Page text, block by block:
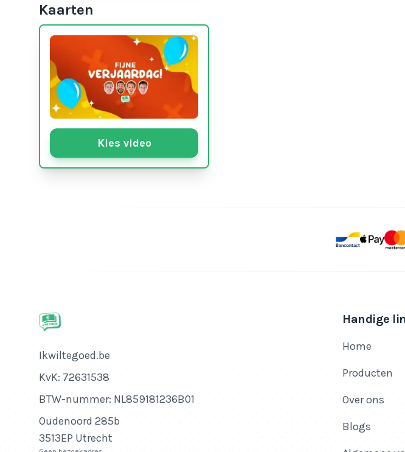
Kaarten
Kies video
Bedrijfsnaam
Ikwiltegoed.be
KvK-nummer
KvK: 72631538
Btw-nummer
BTW-nummer: NL859181236B01
Adres
Oudenoord 285b
3513EP Utrecht
Handige
Home
Producten
Over ons
Blogs